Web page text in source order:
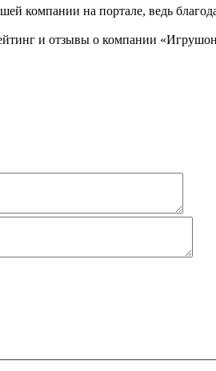
компании на портале, ведь
и отзывы о компании